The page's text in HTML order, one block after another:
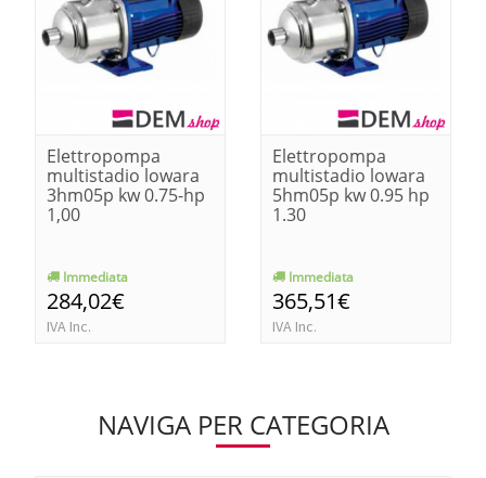
Elettropompa
multistadio lowara
3hm05p kw 0.75-hp
1,00
Immediata
284,02€
IVA Inc.
Elettropompa
multistadio lowara
5hm05p kw 0.95 hp
1.30
Immediata
365,51€
IVA Inc.
NAVIGA PER CATEGORIA